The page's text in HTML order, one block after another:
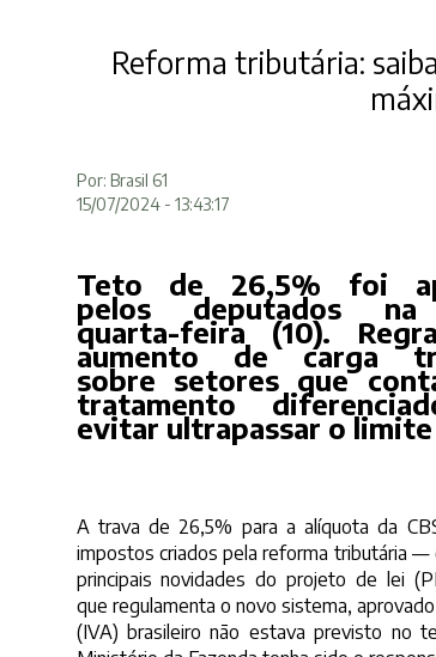
Reforma tributária:
Por: Brasil 61
15/07/2024 - 13:43:17
Teto de 26,5% foi
pelos deputados
quarta-feira (10).
aumento de carga
sobre setores que
tratamento
evitar ultrapassar o limite
A trava de 26,5% para a alíquota da
impostos criados pela reforma tributária —
principais novidades do projeto de lei
que regulamenta o novo sistema,
(IVA) brasileiro não estava previsto no